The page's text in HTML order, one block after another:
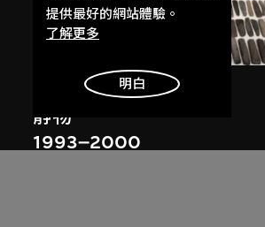
艾未未
靜物
1993–2000
提供最好的網站體驗。
了解更多
明白